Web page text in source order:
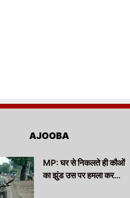
AJOOBA
MP: घर से निकलते ही कौओं
का झुंड उस पर हमला कर…